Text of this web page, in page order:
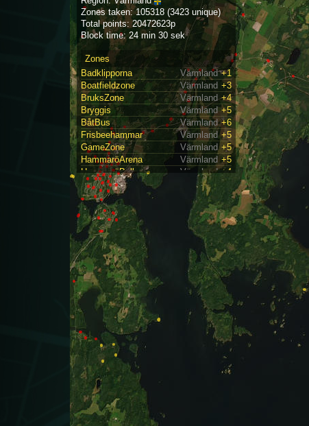
Zones taken: 105318 (3423 unique)
Total points: 20472623p
Block time: 24 min 30 sek
Zones
Badklipporna
+1
Värmland
Boatfieldzone
+3
Värmland
BruksZone
+4
Värmland
Bryggis
+5
Värmland
BåtBus
+6
Värmland
Frisbeehammar
+5
Värmland
GameZone
+5
Värmland
HammaröArena
+5
Värmland
HammaröBoll
+4
Värmland
Kanelbulan
+1
Värmland
Klippit
+2
Värmland
OldWoodRoad
+4
Värmland
Räkmackan
+3
Värmland
Rölo
+4
Värmland
Skoghund
+1
Värmland
Skogskrönet
+1
Värmland
Sorgforsådran
+1
Värmland
Spelvägen
+5
Värmland
Stjärnsfors
+5
Värmland
Tassetornet
+1
Värmland
Trippelgolf
+4
Värmland
VibrioCholer
+2
Värmland
ÖlmeKyrka
+2
Värmland